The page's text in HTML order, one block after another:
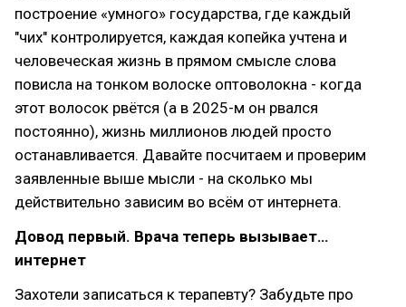
построение «умного» государства, где каждый
"чих" контролируется, каждая копейка учтена и
человеческая жизнь в прямом смысле слова
повисла на тонком волоске оптоволокна - когда
этот волосок рвётся (а в 2025-м он рвался
постоянно), жизнь миллионов людей просто
останавливается. Давайте посчитаем и проверим
заявленные выше мысли - на сколько мы
действительно зависим во всём от интернета.
Довод первый. Врача теперь вызывает…
интернет
Захотели записаться к терапевту? Забудьте про